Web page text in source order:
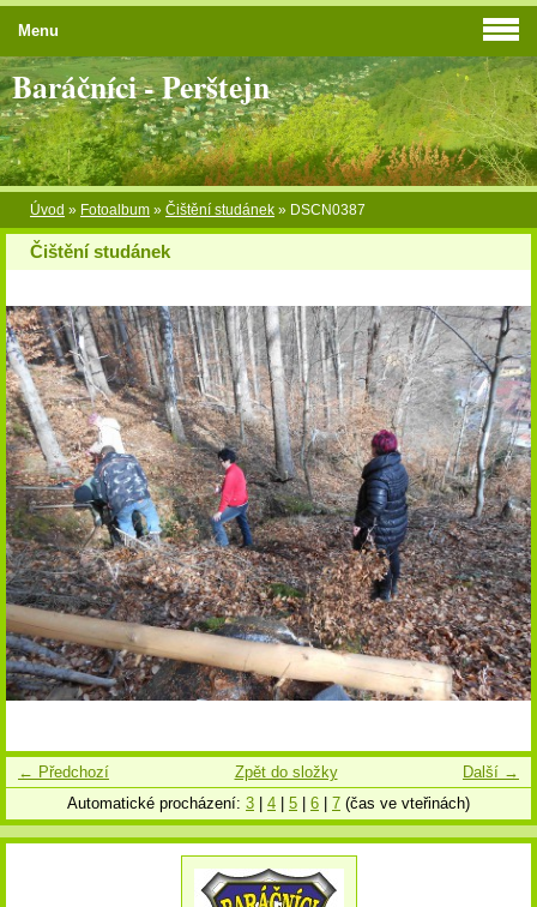
Baráčníci - Perštejn
Úvod » Fotoalbum » Čištění studánek » DSCN0387
Čištění studánek
← Předchozí Další →
Zpět do složky
Automatické procházení: 3 4 5 6 7 (čas ve vteřinách)
Menu